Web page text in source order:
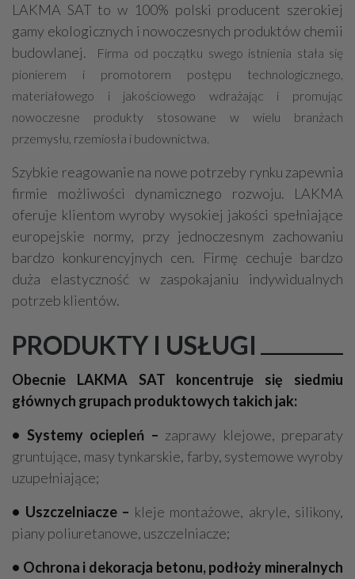
LAKMA SAT to w 100% polski producent szerokiej
gamy ekologicznych i nowoczesnych produktów chemii
budowlanej.
Firma od początku swego istnienia stała się
pionierem i promotorem postępu technologicznego,
materiałowego i jakościowego wdrażając i promując
nowoczesne produkty stosowane w wielu branżach
przemysłu, rzemiosła i budownictwa.
Szybkie reagowanie na nowe potrzeby rynku zapewnia
firmie możliwości dynamicznego rozwoju. LAKMA
oferuje klientom wyroby wysokiej jakości spełniające
europejskie normy, przy jednoczesnym zachowaniu
bardzo konkurencyjnych cen. Firmę cechuje bardzo
duża elastyczność w zaspokajaniu indywidualnych
potrzeb klientów.
PRODUKTY I USŁUGI
Obecnie LAKMA SAT koncentruje się siedmiu
głównych grupach produktowych takich jak:
• Systemy ociepleń – zaprawy klejowe, preparaty
gruntujące, masy tynkarskie, farby, systemowe wyroby
uzupełniające;
• Uszczelniacze – kleje montażowe, akryle, silikony,
piany poliuretanowe, uszczelniacze;
• Ochrona i dekoracja betonu, podłoży mineralnych